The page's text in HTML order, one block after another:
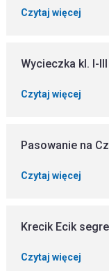
Czytaj więcej
Wycieczka kl. I-
Czytaj więcej
Pasowanie na
Czytaj więcej
Krecik Ecik
Czytaj więcej